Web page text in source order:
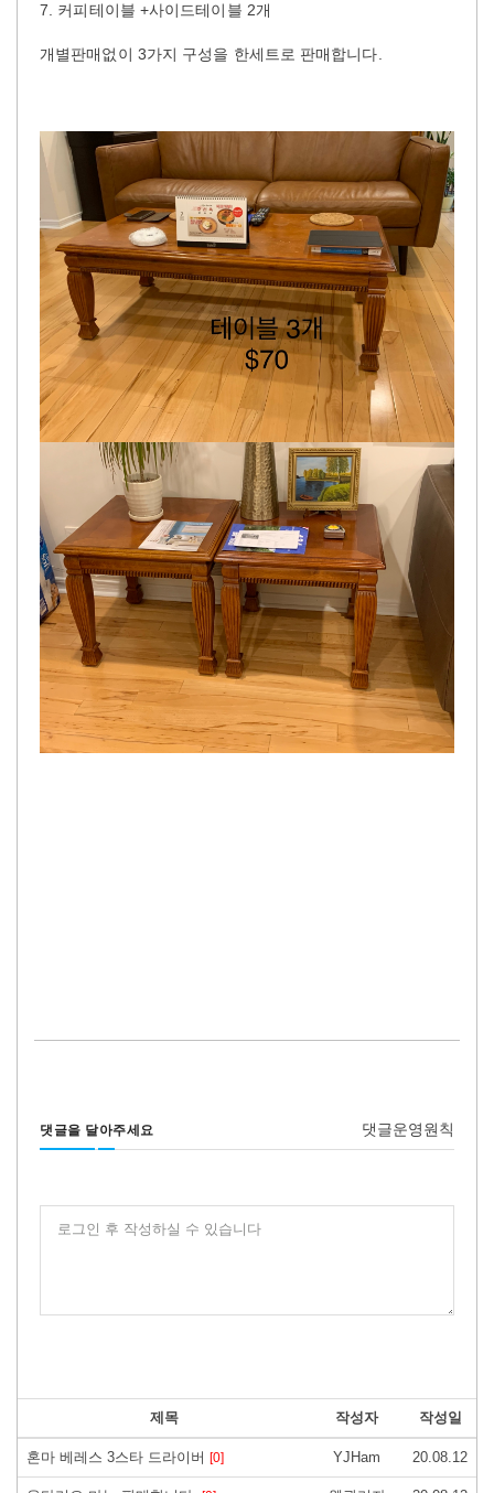
7. 커피테이블 +사이드테이블 2개
개별판매없이 3가지 구성을 한세트로 판매합니다.
댓글을 달아주세요 댓글운영원칙
로그인 후 작성하실 수 있습니다
제목 작성자 작성일
혼마 베레스 3스타 드라이버 [0] YJHam 20.08.12